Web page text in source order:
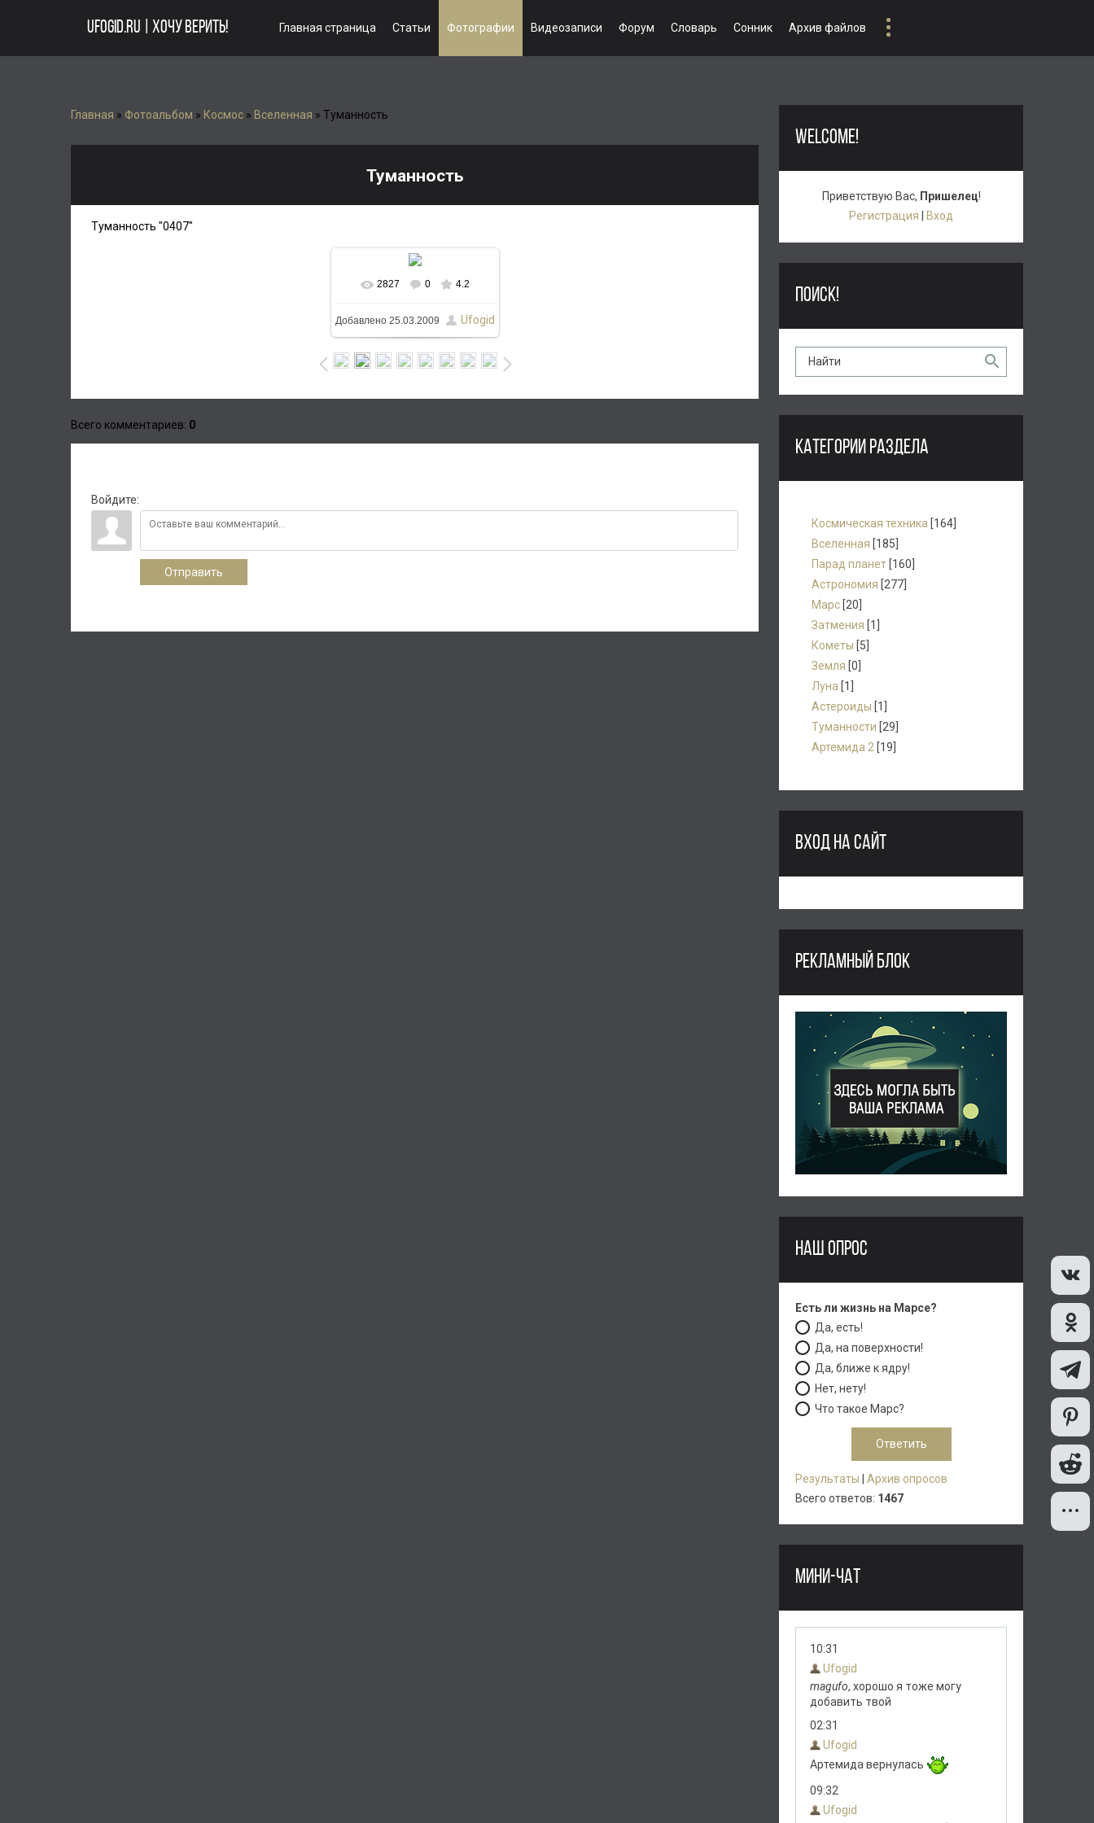
UFOGID.RU | ХОЧУ ВЕРИТЬ! Главная страница Статьи Фотографии Видеозаписи Форум Словарь Сонник Архив файлов
Главная » Фотоальбом » Космос » Вселенная » Туманность
Туманность
Туманность "0407"
2827 0 4.2
Добавлено25.03.2009 Ufogid
Всего комментариев: 0
Войдите:
Отправить
WELCOME!
Приветствую Вас, Пришелец!
Регистрация
Вход
ПОИСК!
КАТЕГОРИИ РАЗДЕЛА
Космическая техника [164]
Вселенная [185]
Парад планет [160]
Астрономия [277]
Марс [20]
Затмения [1]
Кометы [5]
Земля [0]
Луна [1]
Астероиды [1]
Туманности [29]
Артемида 2 [19]
ВХОД НА САЙТ
РЕКЛАМНЫЙ БЛОК
НАШ ОПРОС
Есть ли жизнь на Марсе?
Да, есть!
Да, на поверхности!
Да, ближе к ядру!
Нет, нету!
Что такое Марс?
Результаты
Архив опросов
Всего ответов: 1467
МИНИ-ЧАТ